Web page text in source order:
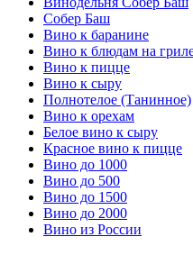
Собер Баш
Вино к баранине
Вино к блюдам на
Вино к пицце
Вино к сыру
Полнотелое (Танинное)
Вино к орехам
Белое вино к сыру
Красное вино к пицце
Вино до 1000
Вино до 500
Вино до 1500
Вино до 2000
Вино из России